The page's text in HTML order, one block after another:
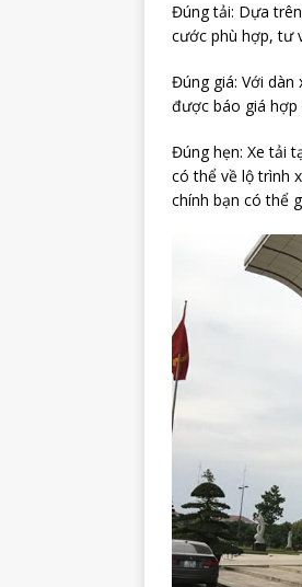
Đúng tải: Dựa
cước phù hợp, tư
Đúng giá: Với
được báo giá hợp
Đúng hẹn: Xe tải
có thể về lộ trình
chính bạn có thể